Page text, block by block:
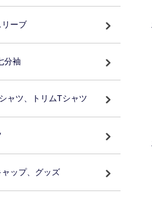
リーブ
分袖
ャツ、トリムTシャツ
ップ、グッズ